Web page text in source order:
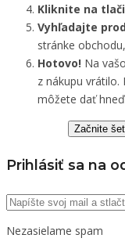
Kliknite na
Vyhľadajte
stránke
Hotovo! Na
z nákupu vrátilo.
môžete dať
Začnite
Prihlásiť sa na
Nezasielame spam